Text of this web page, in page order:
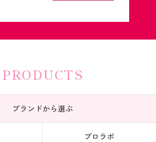
PRODUCTS
ブランドから選ぶ
プロラボ